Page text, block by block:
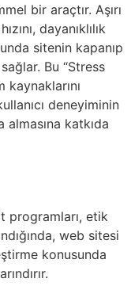
bir araçtır. Aşırı
dayanıklılık
sitenin kapanıp
Bu “Stress
kaynaklarını
deneyiminin
almasına katkıda
programları, etik
web sitesi
konusunda